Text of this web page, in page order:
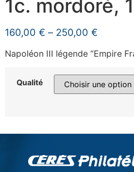
1c. mordoré,
160,00 € – 250,00 €
Napoléon III légende “Empire
Qualité